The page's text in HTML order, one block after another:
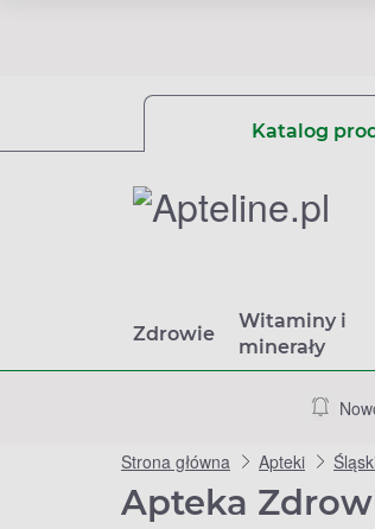
Katalog
Zdrowie
Witaminy i
minerały
Strona główna Apteki
Apteka